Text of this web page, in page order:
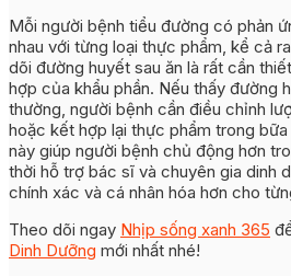
Mỗi người bệnh tiểu đường có phản
nhau với từng loại thực phẩm, kể cả
dõi đường huyết sau ăn là rất cần
hợp của khẩu phần. Nếu thấy đường
thường, người bệnh cần điều chỉnh
hoặc kết hợp lại thực phẩm trong
này giúp người bệnh chủ động hơn
thời hỗ trợ bác sĩ và chuyên gia dinh
chính xác và cá nhân hóa hơn cho
Theo dõi ngay Nhịp sống xanh 365
Dinh Dưỡng mới nhất nhé!